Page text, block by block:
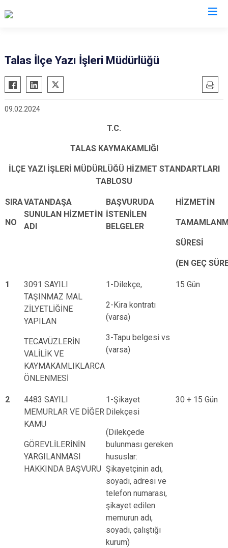
Akkışla
Bünyan
Develi
Kocasinan
Sarız
Talas
Yahyalı
Talas İlçe Yazı İşleri Müdürlüğü
09.02.2024
T.C.
TALAS KAYMAKAMLIĞI
İLÇE YAZI İŞLERİ MÜDÜRLÜĞÜ HİZMET STANDARTLARI
TABLOSU
SIRA
NO
VATANDAŞA
SUNULAN HİZMETİN
ADI
BAŞVURUDA
İSTENİLEN
BELGELER
HİZMETİN
SÜRESİ
(EN GEÇ
1
3091 SAYILI
TAŞINMAZ MAL
ZİLYETLİĞİNE
YAPILAN
TECAVÜZLERİN
VALİLİK VE
KAYMAKAMLIKLARCA
ÖNLENMESİ
1-Dilekçe,
2-Kira kontratı
(varsa)
3-Tapu belgesi vs
(varsa)
15 Gün
2
4483 SAYILI
MEMURLAR VE DİĞER
KAMU
GÖREVLİLERİNİN
YARGILANMASI
HAKKINDA BAŞVURU
1-Şikayet
Dilekçesi
(Dilekçede
bulunması gereken
hususlar:
Şikayetçinin adı,
soyadı, adresi ve
telefon numarası,
şikayet edilen
memurun adı,
soyadı, çalıştığı
kurum)
30 + 15 Gün